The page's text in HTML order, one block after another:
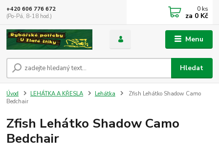
Menu
Hledat
+420 606 776 672
(Po-Pá, 8-18 hod.)
0 ks
za 0 Kč
Úvod LEHÁTKA A KŘESLA Lehátka
Zfish Lehátko Shadow Camo
Bedchair
Zfish Lehátko Shadow Camo
Bedchair